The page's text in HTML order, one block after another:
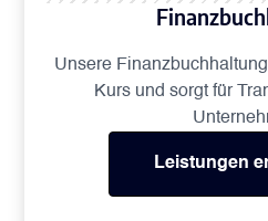
Unsere
Kurs und sorgt für
Leistungen